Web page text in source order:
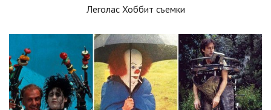
Леголас Хоббит съемки